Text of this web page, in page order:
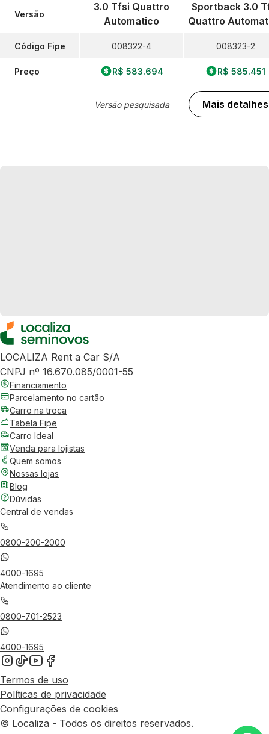
Versão
Código Fipe
Preço
3.0 Tfsi Quattro
Automatico
008322-4
R$ 583.694
Versão pesquisada
Sportback 3.0
Quattro
008323-2
R$ 585.451
Mais detalhes
LOCALIZA Rent a Car S/A
CNPJ nº 16.670.085/0001-55
Financiamento
Parcelamento no cartão
Carro na troca
Tabela Fipe
Carro Ideal
Venda para lojistas
Quem somos
Nossas lojas
Blog
Dúvidas
Central de vendas
0800-200-2000
4000-1695
Atendimento ao cliente
0800-701-2523
4000-1695
Termos de uso
Políticas de privacidade
Configurações de cookies
© Localiza - Todos os direitos reservados.